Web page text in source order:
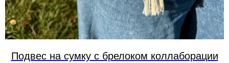
Подвес на сумку с брелоком коллаборации